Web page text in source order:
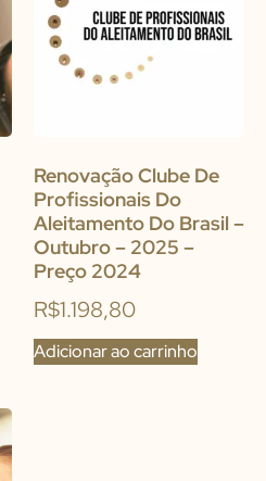
Renovação Clube De
Profissionais Do
Aleitamento Do Brasil –
Outubro – 2025 –
Preço 2024
R$1.198,80
Adicionar ao carrinho